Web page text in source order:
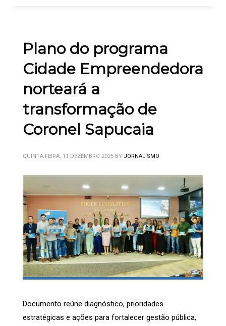
Plano do programa
Cidade Empreendedora
norteará a
transformação de
Coronel Sapucaia
QUINTA-FEIRA, 11 DEZEMBRO 2025 BY JORNALISMO
Documento reúne diagnóstico, prioridades
estratégicas e ações para fortalecer gestão pública,